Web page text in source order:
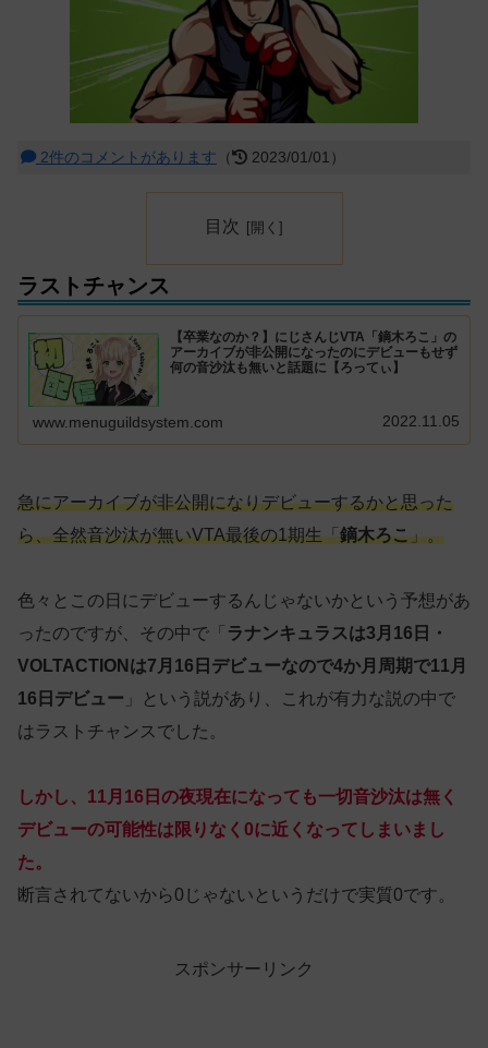
2件のコメントがあります （ 2023/01/01）
目次
ラストチャンス
【卒業なのか？】にじさんじVTA「鏑木ろこ」の
アーカイブが非公開になったのにデビューもせず
何の音沙汰も無いと話題に【ろってぃ】
www.menuguildsystem.com 2022.11.05
急にアーカイブが非公開になりデビューするかと思った
ら、全然音沙汰が無いVTA最後の1期生「鏑木ろこ」。
色々とこの日にデビューするんじゃないかという予想があ
ったのですが、その中で「 ラナンキュラスは3月16日・
VOLTACTIONは7月16日デビューなので4か月周期で11月
16日デビュー 」という説があり、これが有力な説の中で
はラストチャンスでした。
しかし、11月16日の夜現在になっても一切音沙汰は無く
デビューの可能性は限りなく0に近くなってしまいまし
た。
断言されてないから0じゃないというだけで実質0です。
スポンサーリンク